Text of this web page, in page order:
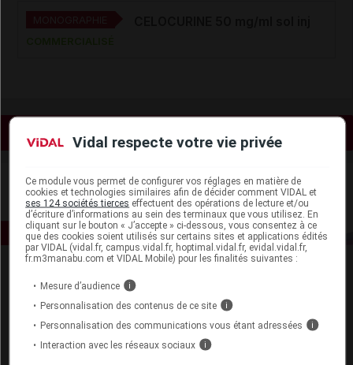
Espace produit
Vidal respecte votre vie privée
Ce module vous permet de configurer vos réglages en matière de
cookies et technologies similaires afin de décider comment VIDAL et
ses 124 sociétés tierces effectuent des opérations de lecture et/ou
d’écriture d’informations au sein des terminaux que vous utilisez. En
cliquant sur le bouton « J’accepte » ci-dessous, vous consentez à ce
que des cookies soient utilisés sur certains sites et applications édités
par VIDAL (vidal.fr, campus.vidal.fr, hoptimal.vidal.fr, evidal.vidal.fr,
fr.m3manabu.com et VIDAL Mobile) pour les finalités suivantes :
Mesure d’audience i
Personnalisation des contenus de ce site i
Personnalisation des communications vous étant adressées i
Interaction avec les réseaux sociaux i